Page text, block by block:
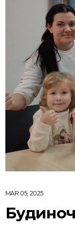
MAR 05, 2025